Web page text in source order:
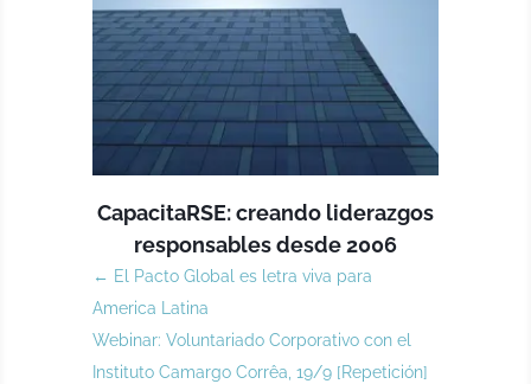
CapacitaRSE: creando liderazgos
responsables desde 2006
← El Pacto Global es letra viva para
America Latina
Webinar: Voluntariado Corporativo con el
Instituto Camargo Corrêa, 19/9 [Repetición]